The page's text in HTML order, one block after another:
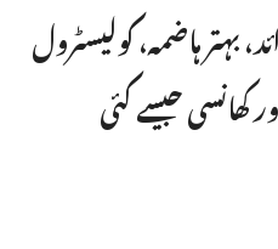
بہتر ہاضمہ، کولیسٹرول
کھانسی جیسے کئی